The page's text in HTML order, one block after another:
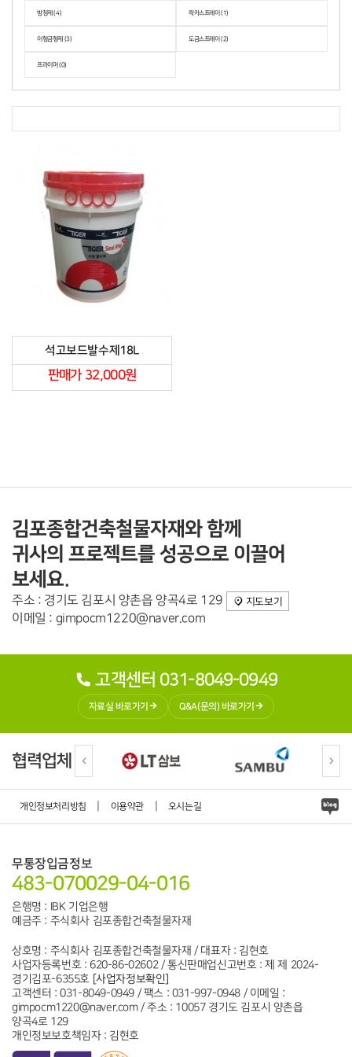
방청제 (4) 락카스프레이 (1)
이형금형제 (3) 도금스프레이 (2)
프라이머 (0)
석고보드발수제18L
판매가 32,000원
김포종합건축철물자재와 함께
귀사의 프로젝트를 성공으로 이끌어
보세요.
주소 : 경기도 김포시 양촌읍 양곡4로 129 지도보기
이메일 : gimpocm1220@naver.com
고객센터 031-8049-0949
자료실 바로가기 Q&A(문의) 바로가기
협력업체
개인정보처리방침 이용약관 오시는길
상호명 : 주식회사 김포종합건축철물자재 / 대표자 : 김현호
사업자등록번호 : 620-86-02602 / 통신판매업신고번호 : 제 제 2024-
경기김포-6355호 [사업자정보확인]
고객센터 : 031-8049-0949 / 팩스 : 031-997-0948 / 이메일 :
gimpocm1220@naver.com / 주소 : 10057 경기도 김포시 양촌읍
양곡4로 129
개인정보보호책임자 : 김현호
무통장입금정보
483-070029-04-016
은행명 : IBK 기업은행
예금주 : 주식회사 김포종합건축철물자재